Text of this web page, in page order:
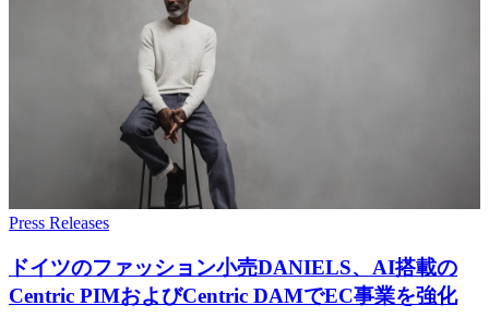
Press Releases
ドイツのファッション小売DANIELS、 AI搭載の
Centric PIMおよびCentric DAMでEC事業を強化